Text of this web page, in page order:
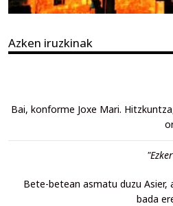
Azken iruzkinak
Bai, konforme Joxe Mari.
Bete-betean asmatu duzu
bada